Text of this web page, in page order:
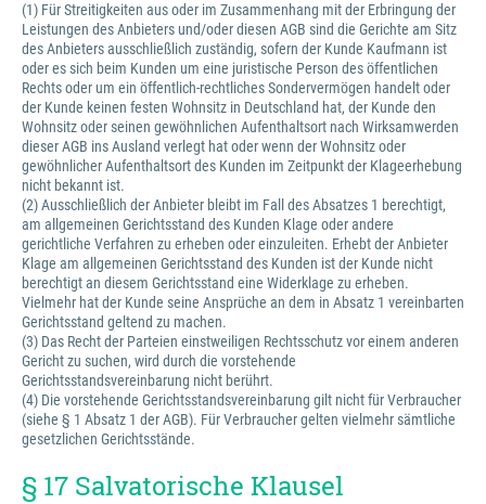
(1) Für Streitigkeiten aus oder im Zusammenhang mit der Erbringung der
Leistungen des Anbieters und/oder diesen AGB sind die Gerichte am Sitz
des Anbieters ausschließlich zuständig, sofern der Kunde Kaufmann ist
oder es sich beim Kunden um eine juristische Person des öffentlichen
Rechts oder um ein öffentlich-rechtliches Sondervermögen handelt oder
der Kunde keinen festen Wohnsitz in Deutschland hat, der Kunde den
Wohnsitz oder seinen gewöhnlichen Aufenthaltsort nach Wirksamwerden
dieser AGB ins Ausland verlegt hat oder wenn der Wohnsitz oder
gewöhnlicher Aufenthaltsort des Kunden im Zeitpunkt der Klageerhebung
nicht bekannt ist.
(2) Ausschließlich der Anbieter bleibt im Fall des Absatzes 1 berechtigt,
am allgemeinen Gerichtsstand des Kunden Klage oder andere
gerichtliche Verfahren zu erheben oder einzuleiten. Erhebt der Anbieter
Klage am allgemeinen Gerichtsstand des Kunden ist der Kunde nicht
berechtigt an diesem Gerichtsstand eine Widerklage zu erheben.
Vielmehr hat der Kunde seine Ansprüche an dem in Absatz 1 vereinbarten
Gerichtsstand geltend zu machen.
(3) Das Recht der Parteien einstweiligen Rechtsschutz vor einem anderen
Gericht zu suchen, wird durch die vorstehende
Gerichtsstandsvereinbarung nicht berührt.
(4) Die vorstehende Gerichtsstandsvereinbarung gilt nicht für Verbraucher
(siehe § 1 Absatz 1 der AGB). Für Verbraucher gelten vielmehr sämtliche
gesetzlichen Gerichtsstände.
§ 17 Salvatorische Klausel